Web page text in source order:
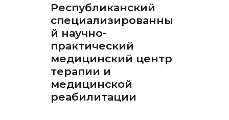
Республиканский
специализированны
й научно-
практический
медицинский центр
терапии и
медицинской
реабилитации